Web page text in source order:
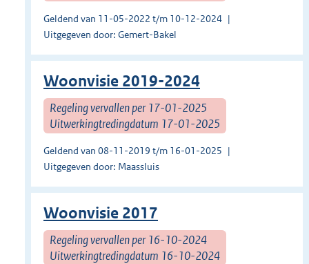
Geldend van 11-05-2022 t/m 10-12-2024
Uitgegeven door: Gemert-Bakel
Woonvisie 2019-2024
Regeling vervallen per 17-01-2025
Uitwerkingtredingdatum 17-01-2025
Geldend van 08-11-2019 t/m 16-01-2025
Uitgegeven door: Maassluis
Woonvisie 2017
Regeling vervallen per 16-10-2024
Uitwerkingtredingdatum 16-10-2024